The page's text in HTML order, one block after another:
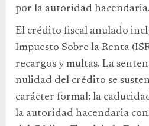
por la autoridad hacendaria.
El crédito fiscal anulado
Impuesto Sobre la Renta
recargos y multas. La
nulidad del crédito se
carácter formal: la
la autoridad hacendaria